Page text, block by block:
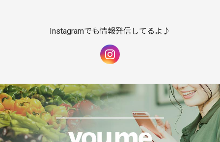
Instagramでも情報発信してるよ♪